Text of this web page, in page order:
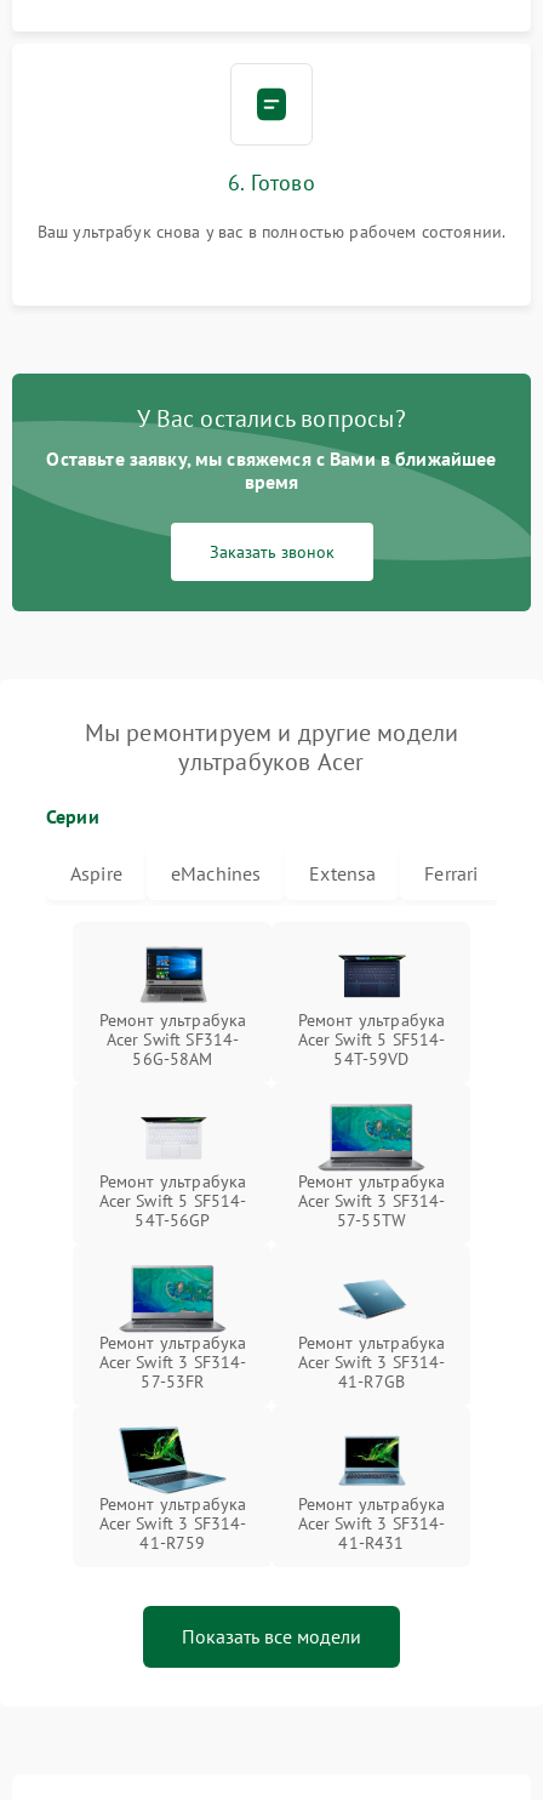
6. Готово
Ваш ультрабук снова у вас в полностью рабочем состоянии.
У Вас остались вопросы?
Оставьте заявку, мы свяжемся с Вами в ближайшее
время
Заказать звонок
Мы ремонтируем и другие модели
ультрабуков Acer
Серии
Aspire eMachines Extensa Ferrari
Ремонт ультрабука
Acer Swift SF314-
56G-58AM
Ремонт ультрабука
Acer Swift 5 SF514-
54T-59VD
Ремонт ультрабука
Acer Swift 5 SF514-
54T-56GP
Ремонт ультрабука
Acer Swift 3 SF314-
57-55TW
Ремонт ультрабука
Acer Swift 3 SF314-
57-53FR
Ремонт ультрабука
Acer Swift 3 SF314-
41-R7GB
Ремонт ультрабука
Acer Swift 3 SF314-
41-R759
Ремонт ультрабука
Acer Swift 3 SF314-
41-R431
Показать все модели